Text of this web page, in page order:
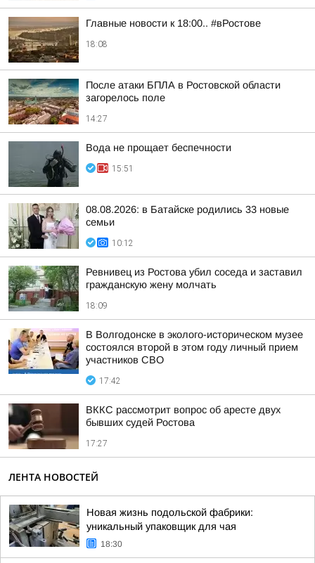
Главные новости к 18:00.. #вРостове
18:08
После атаки БПЛА в Ростовской области
загорелось поле
14:27
Вода не прощает беспечности
15:51
08.08.2026: в Батайске родились 33 новые
семьи
10:12
Ревнивец из Ростова убил соседа и заставил
гражданскую жену молчать
18:09
В Волгодонске в эколого-историческом музее
состоялся второй в этом году личный прием
участников СВО
17:42
ВККС рассмотрит вопрос об аресте двух
бывших судей Ростова
17:27
ЛЕНТА НОВОСТЕЙ
Новая жизнь подольской фабрики:
уникальный упаковщик для чая
18:30